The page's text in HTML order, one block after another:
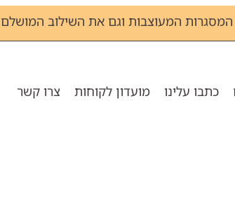
המעוצבות וגם את השילוב המושלם
כתבו עלינו מועדון לקוחות צרו קשר